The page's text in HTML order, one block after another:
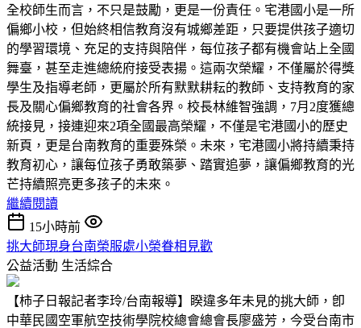
全校師生而言，不只是鼓勵，更是一份責任。宅港國小是一所
偏鄉小校，但始終相信教育沒有城鄉差距，只要提供孩子適切
的學習環境、充足的支持與陪伴，每位孩子都有機會站上全國
舞臺，甚至走進總統府接受表揚。這兩次榮耀，不僅屬於得獎
學生及指導老師，更屬於所有默默耕耘的教師、支持教育的家
長及關心偏鄉教育的社會各界。校長林維智強調，7月2度獲總
統接見，接連迎來2項全國最高榮耀，不僅是宅港國小的歷史
新頁，更是台南教育的重要殊榮。未來，宅港國小將持續秉持
教育初心，讓每位孩子勇敢築夢、踏實追夢，讓偏鄉教育的光
芒持續照亮更多孩子的未來。
繼續閱讀
15小時前
挑大師現身台南榮服處小榮眷相見歡
公益活動 生活綜合
【柿子日報記者李玲/台南報導】睽違多年未見的挑大師，卽
中華民國空軍航空技術學院校總會總會長廖盛芳，今受台南市